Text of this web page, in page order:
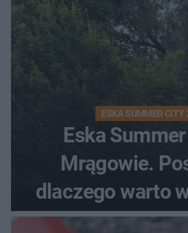
ESKA SUMMER CITY
Eska
Mrągowie.
dlaczego warto
kierunek na